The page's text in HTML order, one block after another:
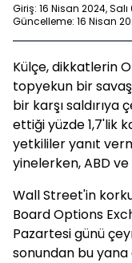
Giriş: 16 Nisan 2024,
Güncelleme: 16 Nisan
Külçe, dikkatlerin
topyekun bir
bir karşı
ettiği yüzde 1,7'lik
yetkililer yanıt
yinelerken, ABD
Wall Street'in
Board Options
Pazartesi günü
sonundan bu yana